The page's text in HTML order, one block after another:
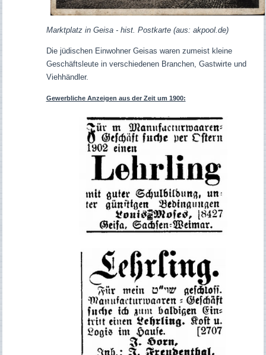
Marktplatz in Geisa - hist. Postkarte (aus: akpool.de)
Die jüdischen Einwohner Geisas waren zumeist kleine
Geschäftsleute in verschiedenen Branchen, Gastwirte und
Viehhändler.
Gewerbliche Anzeigen aus der Zeit um 1900: